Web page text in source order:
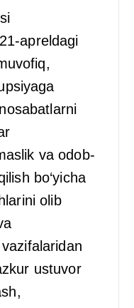
apreldagi
va odob-
bo‘yicha
olib
ustuvor